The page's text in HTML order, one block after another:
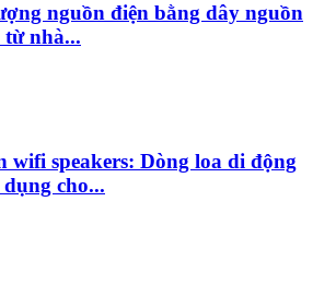
nguồn điện bằng dây nguồn
từ nhà...
speakers: Dòng loa di động
cho...